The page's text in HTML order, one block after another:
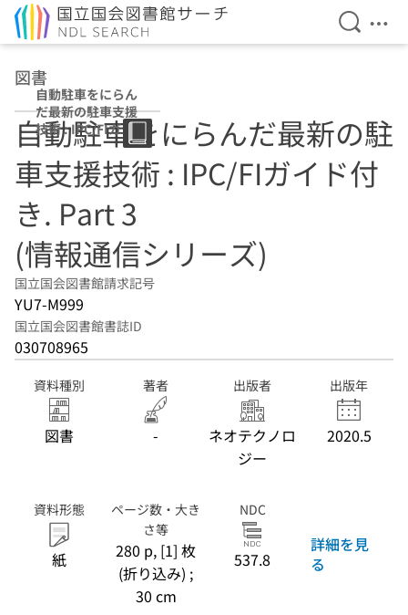
検索を
メ
図書
自動駐車をにらん
だ最新の駐車支援
技術 : IPC/FIガイ
ド付き Part 3 (情
報通信シリーズ)
自動駐車をにらんだ最新の駐
車支援技術 : IPC/FIガイド付
き. Part 3
(情報通信シリーズ)
国立国会図書館請求記号
YU7-M999
国立国会図書館書誌ID
030708965
資料種別
図書
著者
-
出版者
ネオテクノロ
ジー
出版年
2020.5
資料形態
紙
ページ数・大き
さ等
280 p, [1] 枚
(折り込み) ;
30 cm
NDC
537.8
詳細を見
る